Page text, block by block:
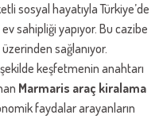
sosyal hayatıyla Türkiye’de
sahipliği yapıyor. Bu cazibe
sağlanıyor.
keşfetmenin anahtarı
Marmaris araç kiralama
faydalar arayanların